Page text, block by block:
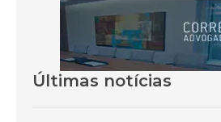
Últimas notícias